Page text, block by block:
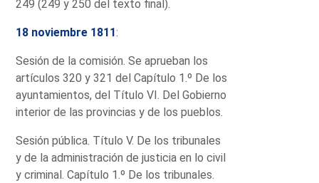
249 (249 y 250 del texto final).
18 noviembre 1811:
Sesión de la comisión. Se aprueban los
artículos 320 y 321 del Capítulo 1.º De los
ayuntamientos, del Título VI. Del Gobierno
interior de las provincias y de los pueblos.
Sesión pública. Título V. De los tribunales
y de la administración de justicia en lo civil
y criminal. Capítulo 1.º De los tribunales.